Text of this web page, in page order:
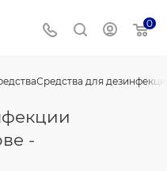
0
Средства для
-